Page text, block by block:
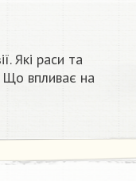
Які раси та
впливає на